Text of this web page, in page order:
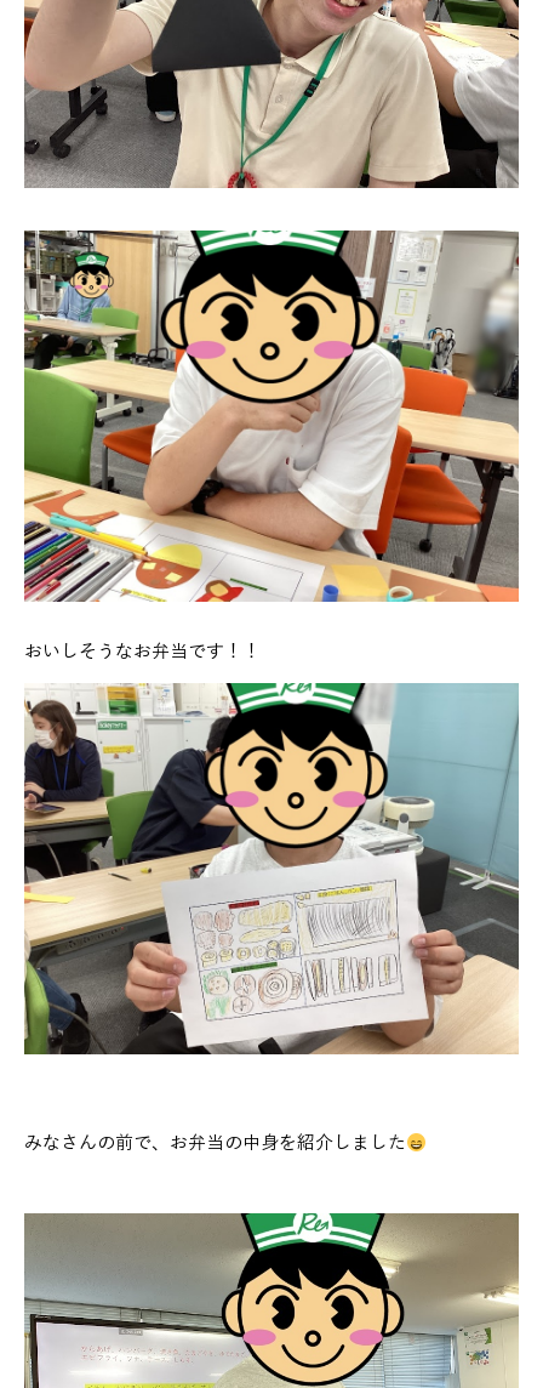
おいしそうなお弁当です！！
みなさんの前で、お弁当の中身を紹介しました